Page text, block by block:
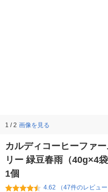
1 / 2 画像を見る
カルディコーヒーファ
リー 緑豆春雨（40g×4
1個
4.62 （47件のレビュー